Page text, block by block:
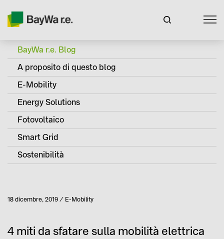
BayWa r.e. Blog
A proposito di questo blog
E-Mobility
Energy Solutions
Fotovoltaico
Smart Grid
Sostenibilità
Pubblicato
18 dicembre, 2019 Categoria
E-Mobility
4 miti da sfatare sulla mobilità elettrica